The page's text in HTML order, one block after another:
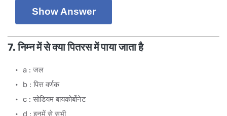
Show Answer
7. निम्न में से क्या पितरस में पाया जाता है
a : जल
b : पित्त वर्णक
c : सोडियम बायकोर्बोनेट